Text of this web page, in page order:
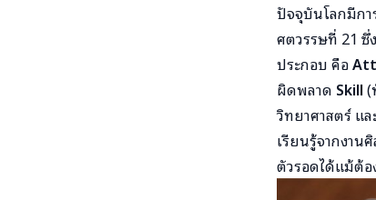
ปัจจุบันโลกมีก
ศตวรรษที่ 21 ซึ่
ประกอบ คือ
ผิดพลาด Skill(
วิทยาศาสตร์ แล
เรียนรู้จากงาน
ตัวรอดได้แม้ต้